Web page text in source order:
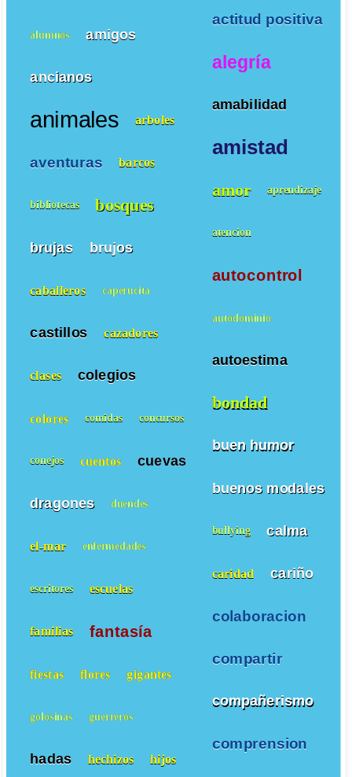
actitud positiva
alegría
amabilidad
amistad
amor aprendizaje
atencion
autocontrol
autodominio
autoestima
bondad
buen humor
buenos modales
bullying calma
caridad cariño
colaboracion
compartir
compañerismo
comprension
alumnos amigos
ancianos
animales arboles
aventuras barcos
bibliotecas bosques
brujas brujos
caballeros caperucita
castillos cazadores
clases colegios
colores comidas concursos
conejos cuentos cuevas
dragones duendes
el-mar enfermedades
escritores escuelas
familias fantasía
fiestas flores gigantes
golosinas guerreros
hadas hechizos hijos